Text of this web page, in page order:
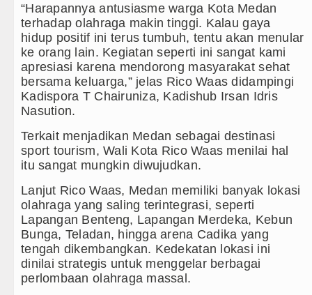
“Harapannya antusiasme warga Kota Medan
terhadap olahraga makin tinggi. Kalau gaya
hidup positif ini terus tumbuh, tentu akan menular
ke orang lain. Kegiatan seperti ini sangat kami
apresiasi karena mendorong masyarakat sehat
bersama keluarga,” jelas Rico Waas didampingi
Kadispora T Chairuniza, Kadishub Irsan Idris
Nasution.
Terkait menjadikan Medan sebagai destinasi
sport tourism, Wali Kota Rico Waas menilai hal
itu sangat mungkin diwujudkan.
Lanjut Rico Waas, Medan memiliki banyak lokasi
olahraga yang saling terintegrasi, seperti
Lapangan Benteng, Lapangan Merdeka, Kebun
Bunga, Teladan, hingga arena Cadika yang
tengah dikembangkan. Kedekatan lokasi ini
dinilai strategis untuk menggelar berbagai
perlombaan olahraga massal.